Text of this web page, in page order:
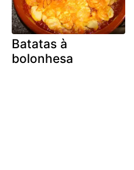
Batatas à
bolonhesa